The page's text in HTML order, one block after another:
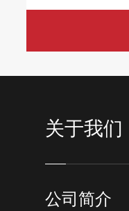
关于我们
公司简介